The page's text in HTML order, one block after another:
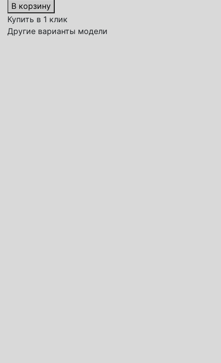
В корзину
Купить в 1 клик
Другие варианты модели